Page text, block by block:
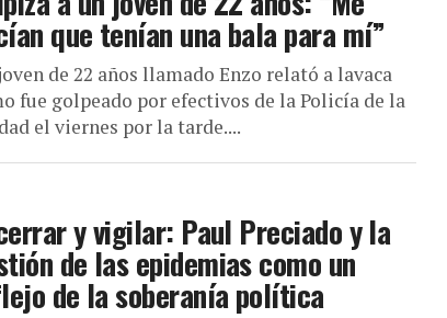
que tenían una bala para mí”
de 22 años llamado Enzo relató a lavaca
fue golpeado por efectivos de la Policía de la
el viernes por la tarde....
y vigilar: Paul Preciado y la
de las epidemias como un
de la soberanía política